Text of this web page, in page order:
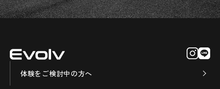
体験をご検討中の方へ